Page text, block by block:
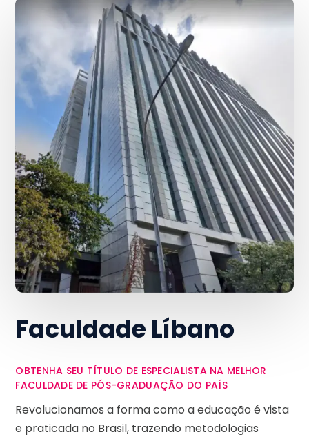
Faculdade Líbano
OBTENHA SEU TÍTULO DE ESPECIALISTA NA MELHOR
FACULDADE DE PÓS-GRADUAÇÃO DO PAÍS
Revolucionamos a forma como a educação é vista
e praticada no Brasil, trazendo metodologias